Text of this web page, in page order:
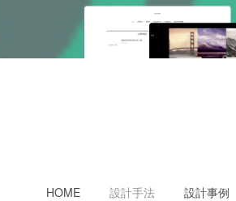
HOME 設計手法 設計事例